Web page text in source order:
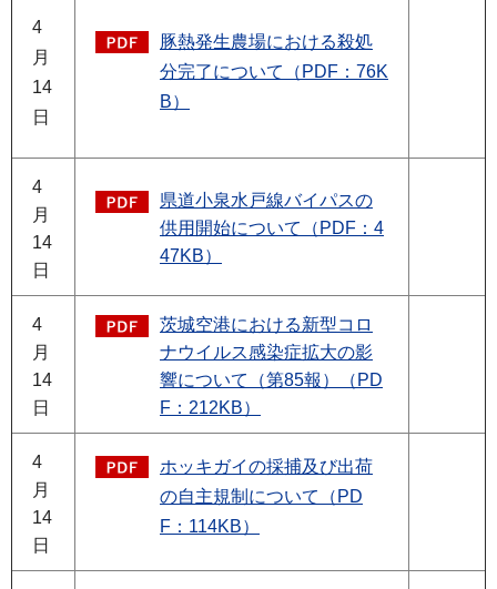
4
月
14
日
豚熱発生農場における殺処
分完了について（PDF：76K
B）
4
月
14
日
県道小泉水戸線バイパスの
供用開始について（PDF：4
47KB）
4
月
14
日
茨城空港における新型コロ
ナウイルス感染症拡大の影
響について（第85報）（PD
F：212KB）
4
月
14
日
ホッキガイの採捕及び出荷
の自主規制について（PD
F：114KB）